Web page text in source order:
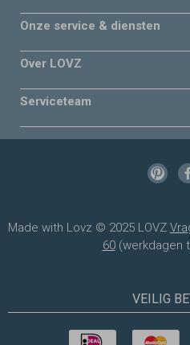
Onze service & diensten
Over LOVZ
Serviceteam
Made with Lovz © 2025 LOVZ
60(werkdagen
VEILIG